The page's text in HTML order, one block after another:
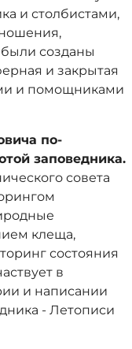
и столбистами,
созданы
и закрытая
и помощниками
по-
заповедника.
совета
клеща,
состояния
в
и написании
- Летописи